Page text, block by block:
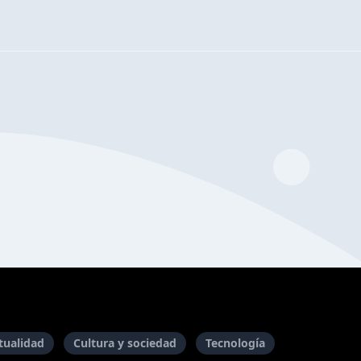
Cultura y sociedad Tecnología